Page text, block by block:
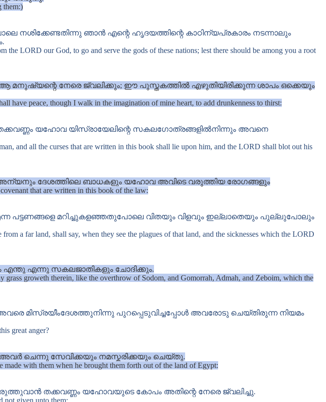
them:)
ഞാൻ എന്റെ ഹൃദയത്തിന്റെ കാഠിന്യപ്രകാരം നടന്നാലും
LORD our God, to go and serve the gods of these nations; lest there should be among you a root
നേരെ ജ്വലിക്കും; ഈ പുസ്തകത്തിൽ എഴുതിയിരിക്കുന്ന ശാപം ഒക്കെയും
have peace, though I walk in the imagination of mine heart, to add drunkenness to thirst:
യഹോവ യിസ്രായേലിന്റെ സകലഗോത്രങ്ങളിൽനിന്നും അവനെ
and all the curses that are written in this book shall lie upon him, and the LORD shall blot out his
അന്യനും ദേശത്തിലെ ബാധകളും യഹോവ അവിടെ വരുത്തിയ രോഗങ്ങളും
that are written in this book of the law:
പട്ടണങ്ങളെ മറിച്ചുകളഞ്ഞതുപോലെ വിതയും വിളവും ഇല്ലാതെയും പുല്ലുപോലും
a far land, shall say, when they see the plagues of that land, and the sicknesses which the LORD
എന്നു സകലജാതികളും ചോദിക്കും.
groweth therein, like the overthrow of Sodom, and Gomorrah, Admah, and Zeboim, which the
മിസ്രയീംദേശത്തുനിന്നു പുറപ്പെടുവിച്ചപ്പോൾ അവരോടു ചെയ്തിരുന്ന നിയമം
great anger?
ചെന്നു സേവിക്കയും നമസ്കരിക്കയും ചെയ്തു.
with them when he brought them forth out of the land of Egypt:
തക്കവണ്ണം യഹോവയുടെ കോപം അതിന്റെ നേരെ ജ്വലിച്ചു.
not given unto them: